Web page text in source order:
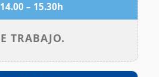
14.00 – 15.30h
TRABAJO.